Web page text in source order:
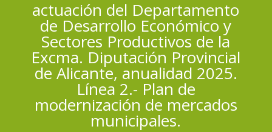
actuación del Departamento
de Desarrollo Económico y
Sectores Productivos de la
Excma. Diputación Provincial
de Alicante, anualidad 2025.
Línea 2.- Plan de
modernización de mercados
municipales.